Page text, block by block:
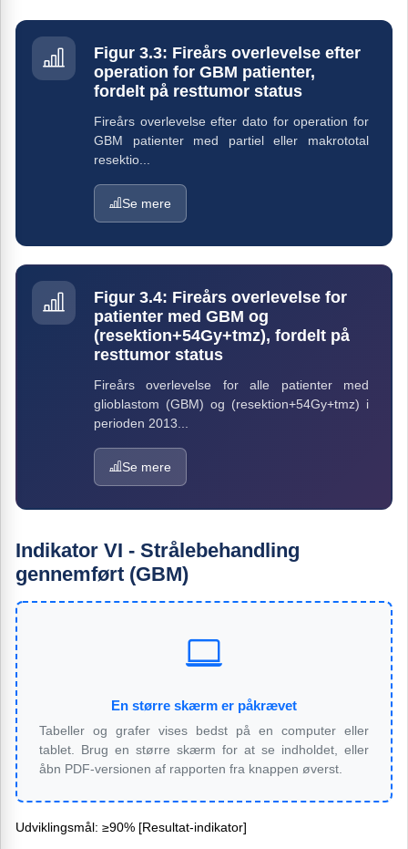
Figur 3.3: Fireårs overlevelse efter
operation for GBM patienter,
fordelt på resttumor status
Fireårs overlevelse efter dato for operation for
GBM patienter med partiel eller makrototal
resektio...
Se mere
Figur 3.4: Fireårs overlevelse for
patienter med GBM og
(resektion+54Gy+tmz), fordelt på
resttumor status
Fireårs overlevelse for alle patienter med
glioblastom (GBM) og (resektion+54Gy+tmz) i
perioden 2013...
Se mere
Indikator VI - Strålebehandling
gennemført (GBM)
En større skærm er påkrævet
Tabeller og grafer vises bedst på en computer eller
tablet. Brug en større skærm for at se indholdet, eller
åbn PDF-versionen af rapporten fra knappen øverst.
Udviklingsmål: ≥90% [Resultat-indikator]